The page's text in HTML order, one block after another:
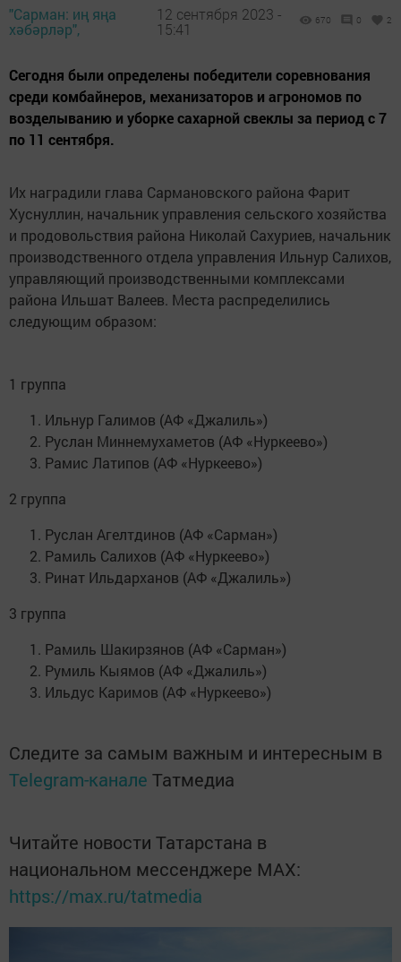
"Сарман: иң яңа
хәбәрләр",
12 сентября 2023 -
15:41
670 0 2
Сегодня были определены победители соревнования
среди комбайнеров, механизаторов и агрономов по
возделыванию и уборке сахарной свеклы за период с 7
по 11 сентября.
Их наградили глава Сармановского района Фарит
Хуснуллин, начальник управления сельского хозяйства
и продовольствия района Николай Сахуриев, начальник
производственного отдела управления Ильнур Салихов,
управляющий производственными комплексами
района Ильшат Валеев. Места распределились
следующим образом:
1 группа
Ильнур Галимов (АФ «Джалиль»)
Руслан Миннемухаметов (АФ «Нуркеево»)
Рамис Латипов (АФ «Нуркеево»)
2 группа
Руслан Агелтдинов (АФ «Сарман»)
Рамиль Салихов (АФ «Нуркеево»)
Ринат Ильдарханов (АФ «Джалиль»)
3 группа
Рамиль Шакирзянов (АФ «Сарман»)
Румиль Кыямов (АФ «Джалиль»)
Ильдус Каримов (АФ «Нуркеево»)
Следите за самым важным и интересным в
Telegram-канале Татмедиа
Читайте новости Татарстана в
национальном мессенджере MАХ:
https://max.ru/tatmedia